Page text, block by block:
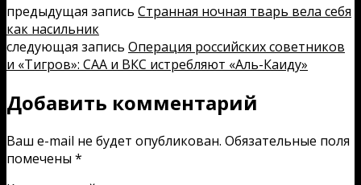
предыдущая запись Странная ночная тварь вела себя
как насильник
следующая запись Операция российских советников
и «Тигров»: САА и ВКС истребляют «Аль-Каиду»
Добавить комментарий
Ваш e-mail не будет опубликован. Обязательные поля
помечены *